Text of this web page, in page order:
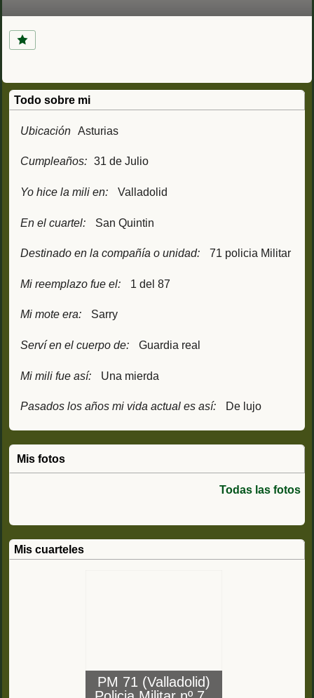
Todo sobre mi
Ubicación Asturias
Cumpleaños: 31 de Julio
Yo hice la mili en: Valladolid
En el cuartel: San Quintin
Destinado en la compañía o unidad: 71 policia Militar
Mi reemplazo fue el: 1 del 87
Mi mote era: Sarry
Serví en el cuerpo de: Guardia real
Mi mili fue así: Una mierda
Pasados los años mi vida actual es así: De lujo
Mis fotos
Todas las fotos
Mis cuarteles
PM 71 (Valladolid)